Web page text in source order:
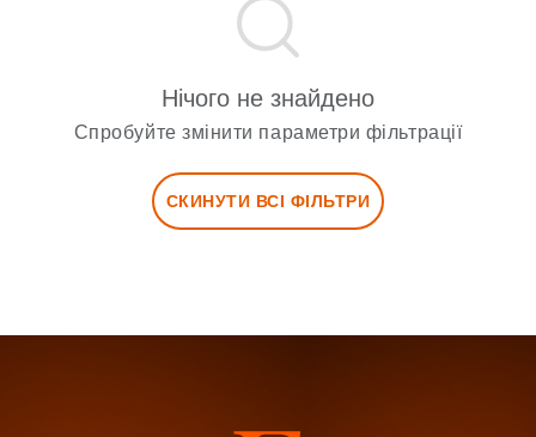
Нічого не знайдено
Спробуйте змінити параметри фільтрації
СКИНУТИ ВСІ ФІЛЬТРИ